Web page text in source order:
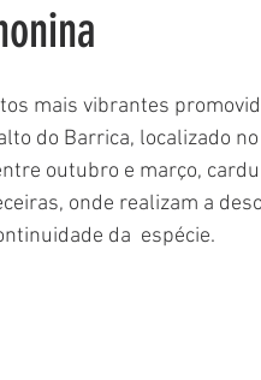
mais vibrantes
do Barrica, localizado
outubro e março,
onde realizam a
da  espécie.